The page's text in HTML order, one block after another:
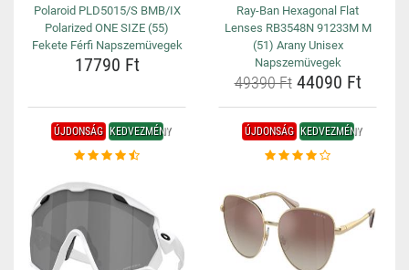
Polaroid PLD5015/S BMB/IX
Polarized ONE SIZE (55)
Fekete Férfi Napszemüvegek
17790 Ft
Ray-Ban Hexagonal Flat
Lenses RB3548N 91233M M
(51) Arany Unisex
Napszemüvegek
49390 Ft44090 Ft
ÚJDONSÁG KEDVEZMÉNY ÚJDONSÁG KEDVEZMÉNY